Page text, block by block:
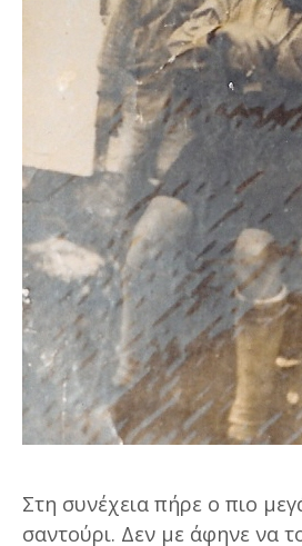
Στη συνέχεια πήρε ο πιο
σαντούρι. Δεν με άφηνε να